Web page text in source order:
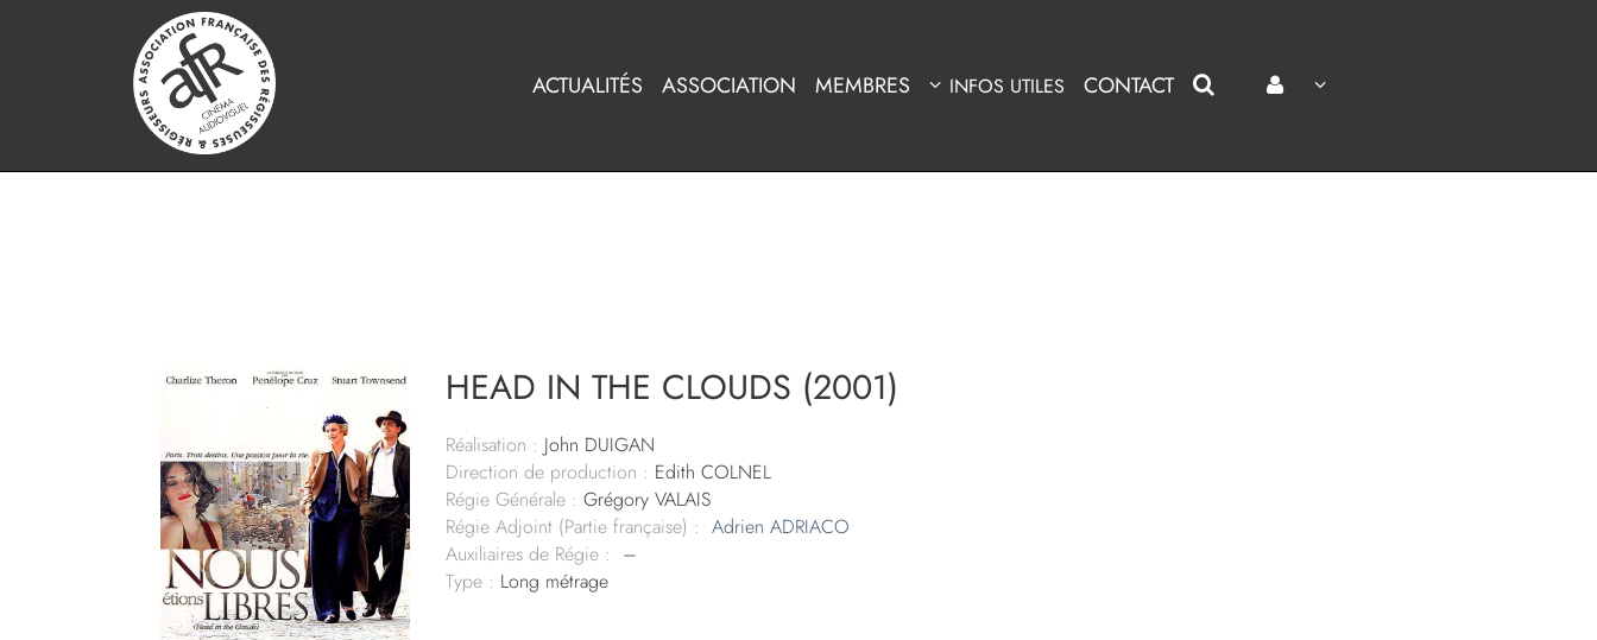
ACTUALITÉS ASSOCIATION MEMBRES INFOS UTILES CONTACT
HEAD IN THE CLOUDS (2001)
Réalisation : John DUIGAN
Direction de production : Edith COLNEL
Régie Générale : Grégory VALAIS
Régie Adjoint (Partie française) : Adrien ADRIACO
Auxiliaires de Régie : –
Type : Long métrage